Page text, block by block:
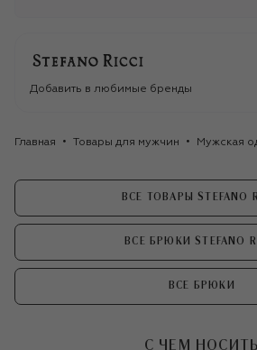
Добавить в любимые бренды
Главная Товары для мужчин Мужская
ВСЕ ТОВАРЫ STEFANO
ВСЕ БРЮКИ STEFANO
ВСЕ БРЮКИ
С ЧЕМ НОСИТЬ